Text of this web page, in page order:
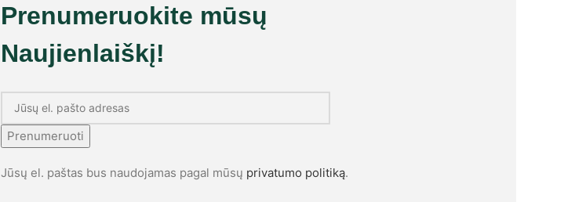
Prenumeruokite mūsų
Naujienlaiškį!
Prenumeruoti
Jūsų el. paštas bus naudojamas pagal mūsų privatumo politiką.